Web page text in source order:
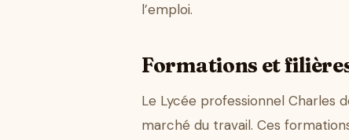
l’emploi.
Formations et
Le Lycée professionnel Charles
marché du travail. Ces